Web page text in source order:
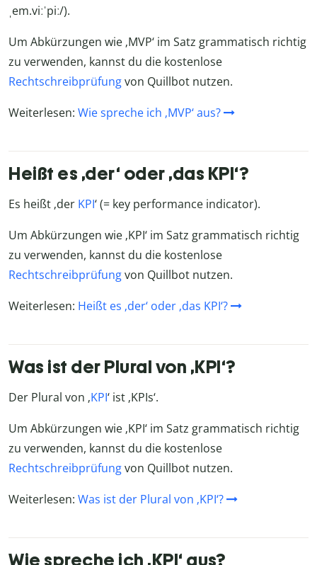
ˌem.viːˈpiː/).
Um Abkürzungen wie ‚MVP‘ im Satz grammatisch richtig
zu verwenden, kannst du die kostenlose
Rechtschreibprüfungvon Quillbot nutzen.
Weiterlesen: Wie spreche ich ‚MVP‘ aus?
Heißt es ‚der‘ oder ‚das KPI‘?
Es heißt ‚der KPI‘ (= key performance indicator).
Um Abkürzungen wie ‚KPI‘ im Satz grammatisch richtig
zu verwenden, kannst du die kostenlose
Rechtschreibprüfungvon Quillbot nutzen.
Weiterlesen: Heißt es ‚der‘ oder ‚das KPI‘?
Was ist der Plural von ‚KPI‘?
Der Plural von ‚KPI‘ ist ‚KPIs‘.
Um Abkürzungen wie ‚KPI‘ im Satz grammatisch richtig
zu verwenden, kannst du die kostenlose
Rechtschreibprüfungvon Quillbot nutzen.
Weiterlesen: Was ist der Plural von ‚KPI‘?
Wie spreche ich ‚KPI‘ aus?